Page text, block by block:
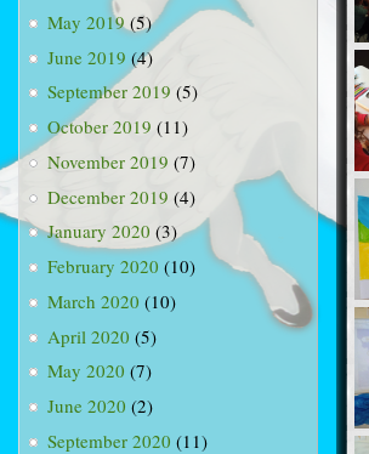
May 2019(5)
June 2019 (4)
September 2019 (5)
October 2019 (11)
November 2019 (7)
December 2019 (4)
January 2020 (3)
February 2020 (10)
March 2020 (10)
April 2020 (5)
May 2020 (7)
June 2020 (2)
September 2020 (11)